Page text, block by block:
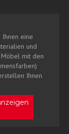
eine
und
mit den
Ihnen